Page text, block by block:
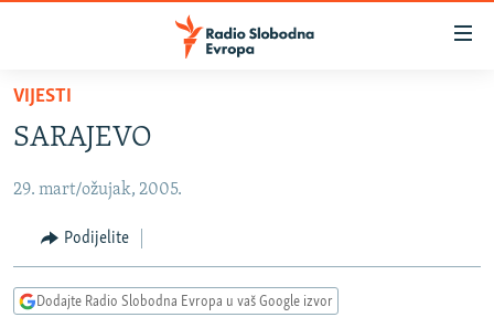
Pređite
glavni
Pređite
Pređite
BOSNA I HERCEGOVINA
SRBIJA
KOSOVO
VIZUELNO
VIJESTI
SARAJEVO
29. mart/ožujak, 2005.
Podijelite
Dodajte Radio Slobodna Evropa u vaš Google izvor